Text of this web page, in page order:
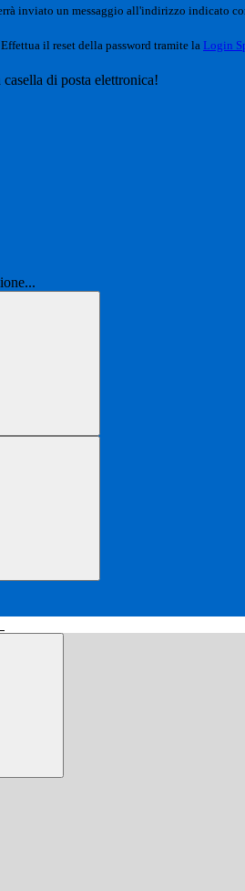
inviato un messaggio all'indirizzo indicato
il reset della password tramite la Login
di posta elettronica!